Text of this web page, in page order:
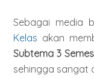
Sebagai media
Kelas akan
Subtema 3
sehingga sangat